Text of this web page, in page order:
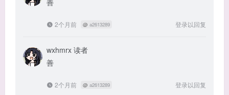
2个月前 @ a2613289 登录以回复
wxhmrx 读者
善
2个月前 @ a2613289 登录以回复